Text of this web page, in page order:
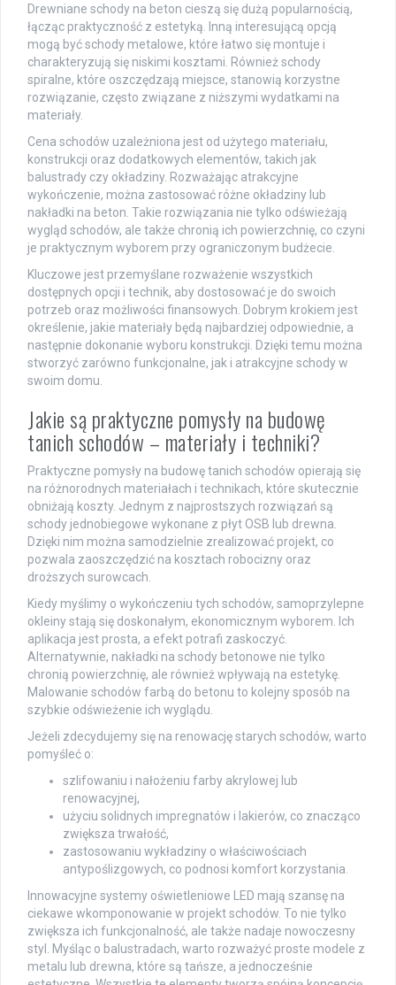
Drewniane schody na beton cieszą się dużą popularnością,
łącząc praktyczność z estetyką. Inną interesującą opcją
mogą być schody metalowe, które łatwo się montuje i
charakteryzują się niskimi kosztami. Również schody
spiralne, które oszczędzają miejsce, stanowią korzystne
rozwiązanie, często związane z niższymi wydatkami na
materiały.
Cena schodów uzależniona jest od użytego materiału,
konstrukcji oraz dodatkowych elementów, takich jak
balustrady czy okładziny. Rozważając atrakcyjne
wykończenie, można zastosować różne okładziny lub
nakładki na beton. Takie rozwiązania nie tylko odświeżają
wygląd schodów, ale także chronią ich powierzchnię, co czyni
je praktycznym wyborem przy ograniczonym budżecie.
Kluczowe jest przemyślane rozważenie wszystkich
dostępnych opcji i technik, aby dostosować je do swoich
potrzeb oraz możliwości finansowych. Dobrym krokiem jest
określenie, jakie materiały będą najbardziej odpowiednie, a
następnie dokonanie wyboru konstrukcji. Dzięki temu można
stworzyć zarówno funkcjonalne, jak i atrakcyjne schody w
swoim domu.
Jakie są praktyczne pomysły na budowę
tanich schodów – materiały i techniki?
Praktyczne pomysły na budowę tanich schodów opierają się
na różnorodnych materiałach i technikach, które skutecznie
obniżają koszty. Jednym z najprostszych rozwiązań są
schody jednobiegowe wykonane z płyt OSB lub drewna.
Dzięki nim można samodzielnie zrealizować projekt, co
pozwala zaoszczędzić na kosztach robocizny oraz
droższych surowcach.
Kiedy myślimy o wykończeniu tych schodów, samoprzylepne
okleiny stają się doskonałym, ekonomicznym wyborem. Ich
aplikacja jest prosta, a efekt potrafi zaskoczyć.
Alternatywnie, nakładki na schody betonowe nie tylko
chronią powierzchnię, ale również wpływają na estetykę.
Malowanie schodów farbą do betonu to kolejny sposób na
szybkie odświeżenie ich wyglądu.
Jeżeli zdecydujemy się na renowację starych schodów, warto
pomyśleć o:
szlifowaniu i nałożeniu farby akrylowej lub
renowacyjnej,
użyciu solidnych impregnatów i lakierów, co znacząco
zwiększa trwałość,
zastosowaniu wykładziny o właściwościach
antypoślizgowych, co podnosi komfort korzystania.
Innowacyjne systemy oświetleniowe LED mają szansę na
ciekawe wkomponowanie w projekt schodów. To nie tylko
zwiększa ich funkcjonalność, ale także nadaje nowoczesny
styl. Myśląc o balustradach, warto rozważyć proste modele z
metalu lub drewna, które są tańsze, a jednocześnie